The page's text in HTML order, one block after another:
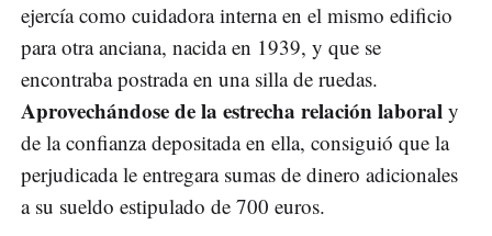
ejercía como cuidadora interna en el mismo edificio
para otra anciana, nacida en 1939, y que se
encontraba postrada en una silla de ruedas.
Aprovechándose de la estrecha relación laboral y
de la confianza depositada en ella, consiguió que la
perjudicada le entregara sumas de dinero adicionales
a su sueldo estipulado de 700 euros.